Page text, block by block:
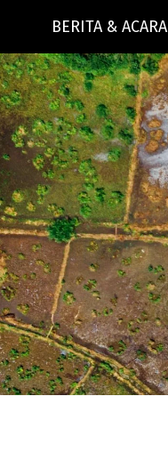
BERITA & ACARA